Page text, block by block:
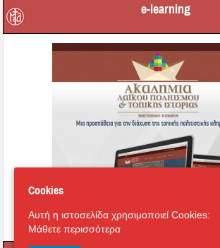
e-learning
Cookies
Αυτή η ιστοσελίδα χρησιμοποιεί Cookies:
Μάθετε περισσότερα